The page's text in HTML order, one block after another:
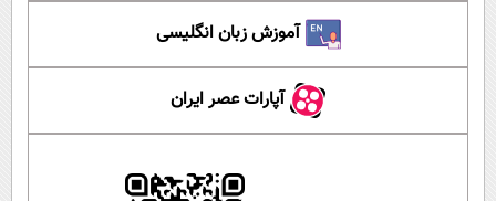
آموزش زبان انگلیسی
آپارات عصر ایران